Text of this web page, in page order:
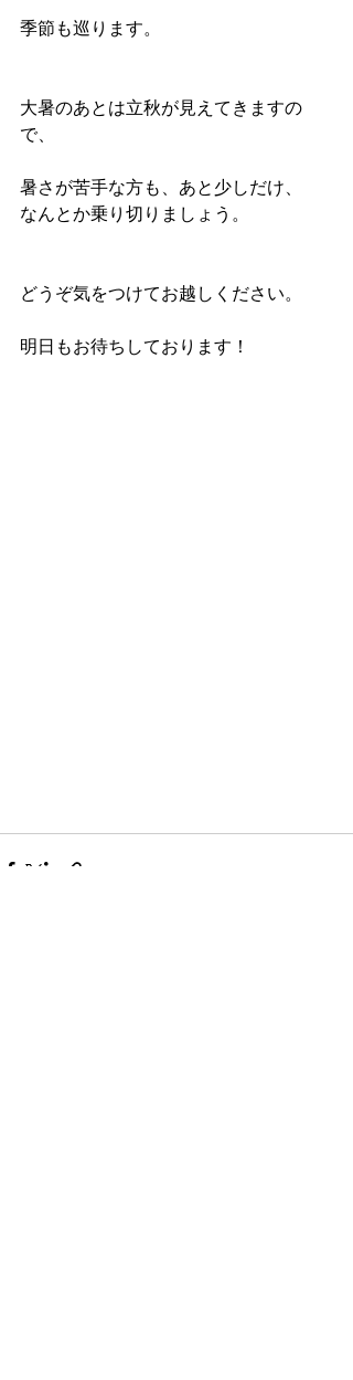
季節も巡ります。
大暑のあとは立秋が見えてきますの
で、
暑さが苦手な方も、あと少しだけ、
なんとか乗り切りましょう。
どうぞ気をつけてお越しください。
明日もお待ちしております！